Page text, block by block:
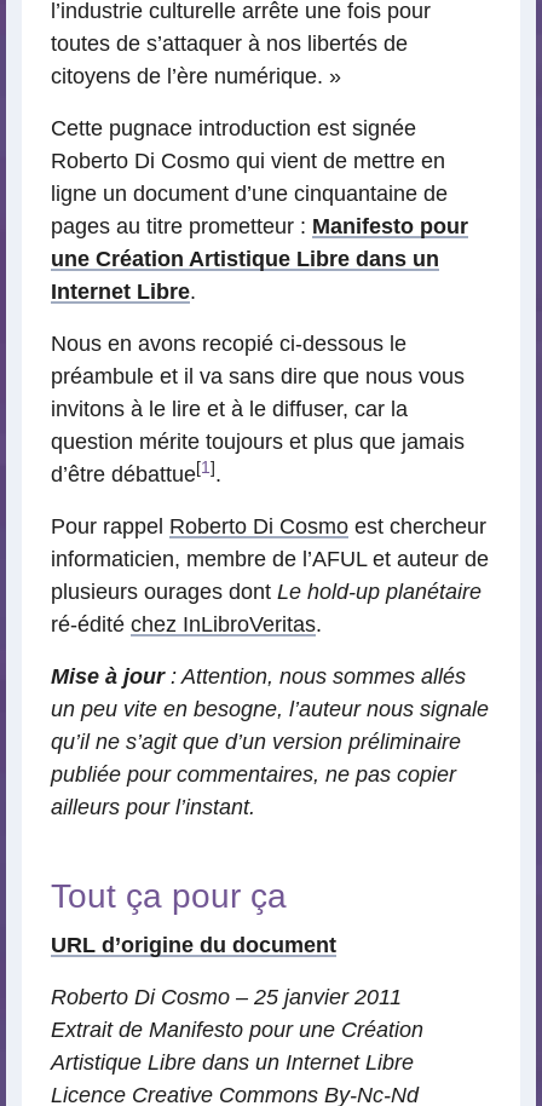
l’industrie culturelle arrête une fois pour
toutes de s’attaquer à nos libertés de
citoyens de l’ère numérique. »
Cette pugnace introduction est signée
Roberto Di Cosmo qui vient de mettre en
ligne un document d’une cinquantaine de
pages au titre prometteur : Manifesto pour
une Création Artistique Libre dans un
Internet Libre.
Nous en avons recopié ci-dessous le
préambule et il va sans dire que nous vous
invitons à le lire et à le diffuser, car la
question mérite toujours et plus que jamais
d’être débattue[1] .
Pour rappel Roberto Di Cosmo est chercheur
informaticien, membre de l’AFUL et auteur de
plusieurs ourages dont Le hold-up planétaire
ré-édité chez InLibroVeritas.
Mise à jour: Attention, nous sommes allés
un peu vite en besogne, l’auteur nous signale
qu’il ne s’agit que d’un version préliminaire
publiée pour commentaires, ne pas copier
ailleurs pour l’instant.
Tout ça pour ça
URL d’origine du document
Roberto Di Cosmo – 25 janvier 2011
Extrait de Manifesto pour une Création
Artistique Libre dans un Internet Libre
Licence Creative Commons By-Nc-Nd